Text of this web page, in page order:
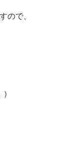
ので、